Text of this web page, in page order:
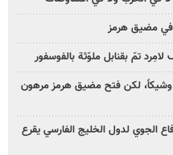
في مضيق هرمز
تمّ بقنابل ملوّثة بالفوسفور
وشيكاً، لكن فتح مضيق هرمز مرهون
الجوي لدول الخليج الفارسي يقرع